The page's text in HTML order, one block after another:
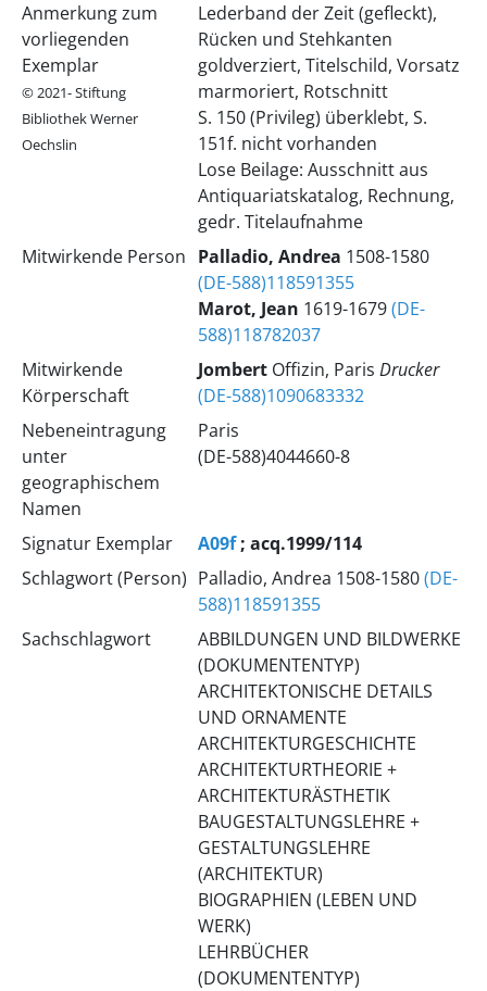
Anmerkung zum
vorliegenden
Exemplar
© 2021- Stiftung
Bibliothek Werner
Oechslin
Lederband der Zeit (gefleckt),
Rücken und Stehkanten
goldverziert, Titelschild, Vorsatz
marmoriert, Rotschnitt
S. 150 (Privileg) überklebt, S.
151f. nicht vorhanden
Lose Beilage: Ausschnitt aus
Antiquariatskatalog, Rechnung,
gedr. Titelaufnahme
Mitwirkende Person Palladio, Andrea 1508-1580
(DE-588)118591355
Marot, Jean 1619-1679(DE-
588)118782037
Mitwirkende
Körperschaft
JombertOffizin, Paris Drucker
(DE-588)1090683332
Nebeneintragung
unter
geographischem
Namen
Paris
(DE-588)4044660-8
Signatur Exemplar A09f; acq.1999/114
Schlagwort (Person) Palladio, Andrea 1508-1580(DE-
588)118591355
Sachschlagwort
ABBILDUNGEN UND BILDWERKE
(DOKUMENTENTYP)
ARCHITEKTONISCHE DETAILS
UND ORNAMENTE
ARCHITEKTURGESCHICHTE
ARCHITEKTURTHEORIE +
ARCHITEKTURÄSTHETIK
BAUGESTALTUNGSLEHRE +
GESTALTUNGSLEHRE
(ARCHITEKTUR)
BIOGRAPHIEN (LEBEN UND
WERK)
LEHRBÜCHER
(DOKUMENTENTYP)